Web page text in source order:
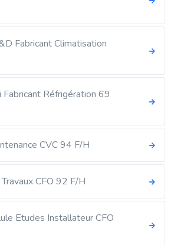
Fabricant Climatisation
Fabricant Réfrigération 69
CVC 94 F/H
CFO 92 F/H
Etudes Installateur CFO